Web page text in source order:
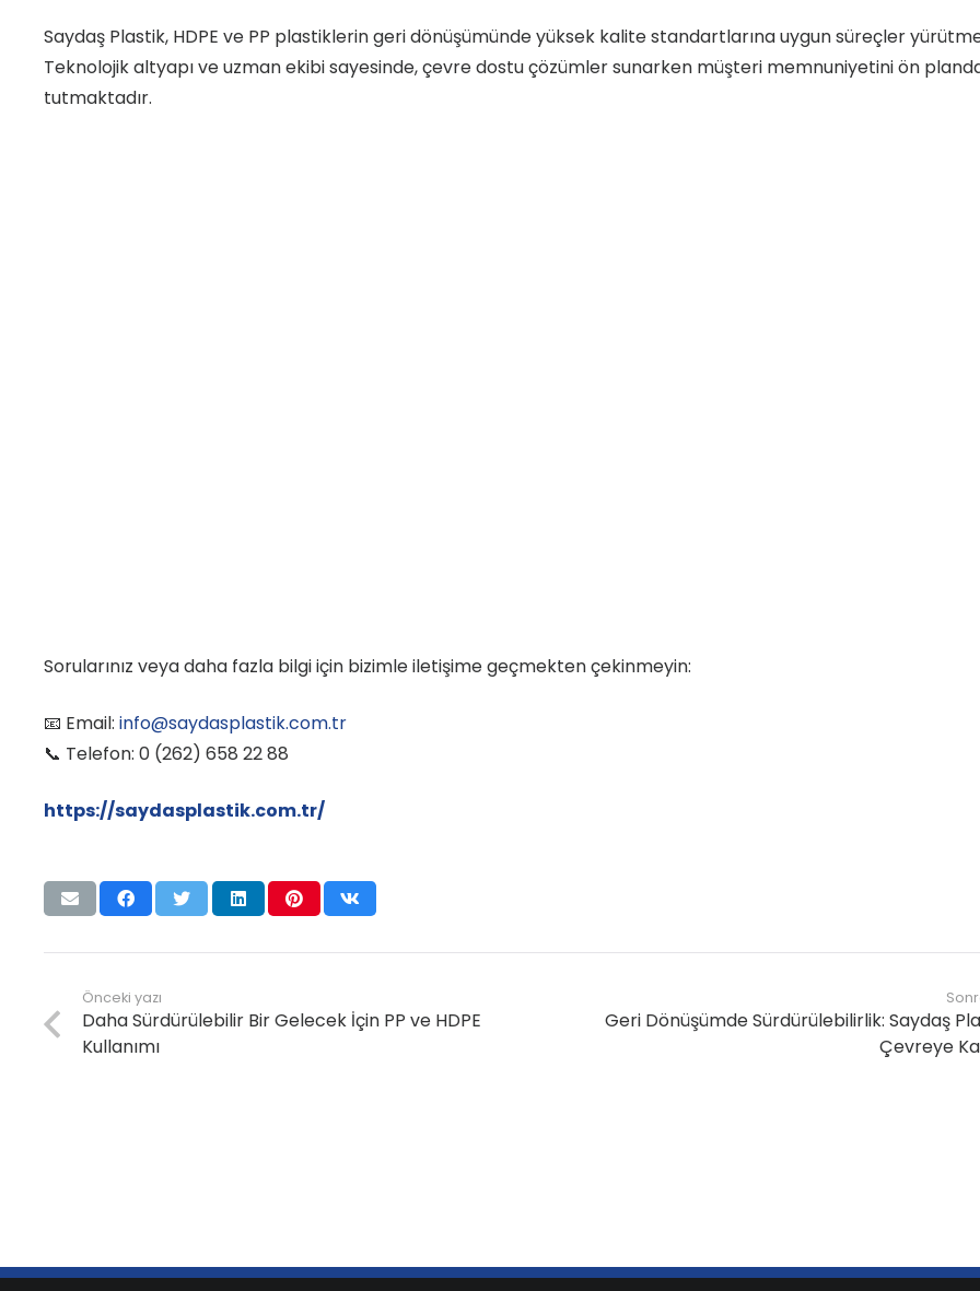
Saydaş Plastik, HDPE ve PP plastiklerin geri dönüşümünde yüksek kalite standartlarına uygun süreçler
Teknolojik altyapı ve uzman ekibi sayesinde, çevre dostu çözümler sunarken müşteri memnuniyetini ön
tutmaktadır.
Sorularınız veya daha fazla bilgi için bizimle iletişime geçmekten çekinmeyin:
📧 Email: info@saydasplastik.com.tr
📞 Telefon: 0 (262) 658 22 88
https://saydasplastik.com.tr/
Önceki yazı
Daha Sürdürülebilir Bir Gelecek İçin PP ve HDPE
Kullanımı
Geri Dönüşümde Sürdürülebilirlik: Saydaş
Çevreye